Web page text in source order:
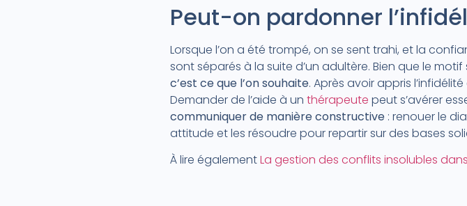
Peut-on pardonner
Lorsque l’on a été trompé, on se sent trahi, et la
sont séparés à la suite d’un adultère. Bien que le
c’est ce que l’on souhaite. Après avoir appris
Demander de l’aide à un thérapeute peut s’avérer
communiquer de manière constructive : renouer le
attitude et les résoudre pour repartir sur des bases
À lire égalementLa gestion des conflits insolubles